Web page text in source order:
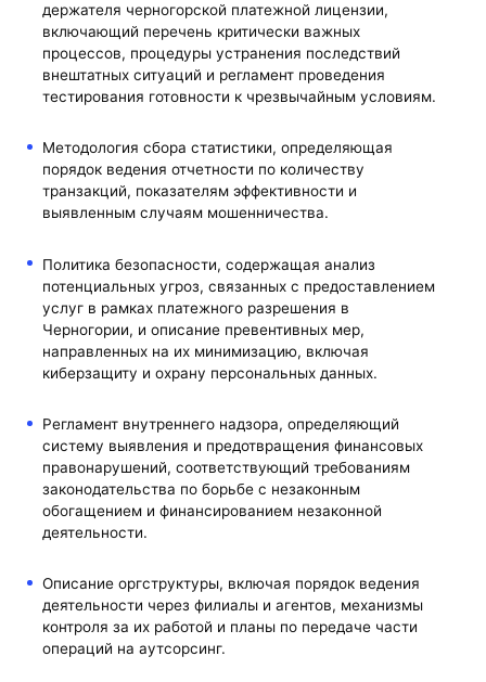
держателя черногорской платежной лицензии,
включающий перечень критически важных
процессов, процедуры устранения последствий
внештатных ситуаций и регламент проведения
тестирования готовности к чрезвычайным условиям.
Методология сбора статистики, определяющая
порядок ведения отчетности по количеству
транзакций, показателям эффективности и
выявленным случаям мошенничества.
Политика безопасности, содержащая анализ
потенциальных угроз, связанных с предоставлением
услуг в рамках платежного разрешения в
Черногории, и описание превентивных мер,
направленных на их минимизацию, включая
киберзащиту и охрану персональных данных.
Регламент внутреннего надзора, определяющий
систему выявления и предотвращения финансовых
правонарушений, соответствующий требованиям
законодательства по борьбе с незаконным
обогащением и финансированием незаконной
деятельности.
Описание оргструктуры, включая порядок ведения
деятельности через филиалы и агентов, механизмы
контроля за их работой и планы по передаче части
операций на аутсорсинг.